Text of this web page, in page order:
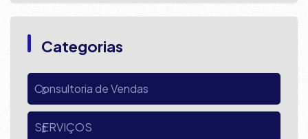
Categorias
Consultoria de Vendas
SERVIÇOS